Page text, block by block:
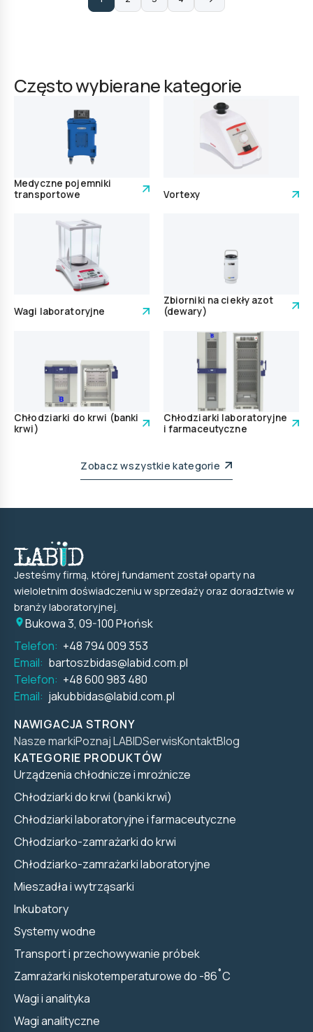
Często wybierane kategorie
Medyczne pojemniki
transportowe
Vortexy
Wagi laboratoryjne
Zbiorniki na ciekły azot
(dewary)
Chłodziarki do krwi (banki
krwi)
Chłodziarki laboratoryjne
i farmaceutyczne
Zobacz wszystkie kategorie
Jesteśmy firmą, której fundament został oparty na
wieloletnim doświadczeniu w sprzedaży oraz doradztwie w
branży laboratoryjnej.
Bukowa 3, 09-100 Płońsk
Telefon: +48 794 009 353
Email: bartoszbidas@labid.com.pl
Telefon: +48 600 983 480
Email: jakubbidas@labid.com.pl
NAWIGACJA STRONY
Nasze markiPoznaj LABIDSerwisKontaktBlog
KATEGORIE PRODUKTÓW
Urządzenia chłodnicze i mroźnicze
Chłodziarki do krwi (banki krwi)
Chłodziarki laboratoryjne i farmaceutyczne
Chłodziarko-zamrażarki do krwi
Chłodziarko-zamrażarki laboratoryjne
Mieszadła i wytrząsarki
Inkubatory
Systemy wodne
Transport i przechowywanie próbek
Zamrażarki niskotemperaturowe do -86˚C
Wagi i analityka
Wagi analityczne